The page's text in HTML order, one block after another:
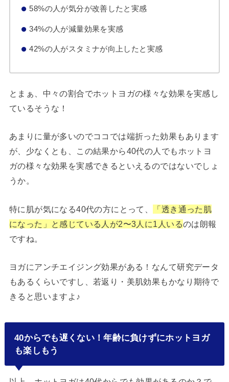
58%の人が気分が改善したと実感
34%の人が減量効果を実感
42%の人がスタミナが向上したと実感
とまぁ、中々の割合でホットヨガの様々な効果を実感し
ているそうな！
あまりに量が多いのでココでは端折った効果もあります
が、少なくとも、この結果から40代の人でもホットヨ
ガの様々な効果を実感できるといえるのではないでしょ
うか。
特に肌が気になる40代の方にとって、
「透き通った肌
になった」と感じている人が2〜3人に1人いるのは朗報
ですね。
ヨガにアンチエイジング効果がある！なんて研究データ
もあるくらいですし、若返り・美肌効果もかなり期待で
きると思いますよ♪
40からでも遅くない！年齢に負けずにホットヨガ
も楽しもう